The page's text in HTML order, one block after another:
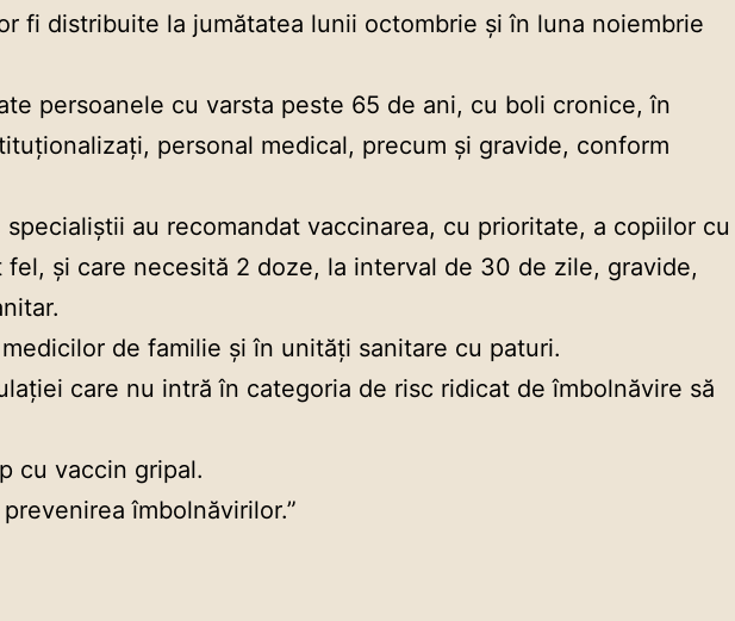
fi distribuite la jumătatea lunii octombrie și în luna noiembrie
persoanele cu varsta peste 65 de ani, cu boli cronice, în
personal medical, precum şi gravide, conform
au recomandat vaccinarea, cu prioritate, a copiilor cu
și care necesită 2 doze, la interval de 30 de zile, gravide,
de familie şi în unităţi sanitare cu paturi.
care nu intră în categoria de risc ridicat de îmbolnăvire să
cu vaccin gripal.
îmbolnăvirilor.”